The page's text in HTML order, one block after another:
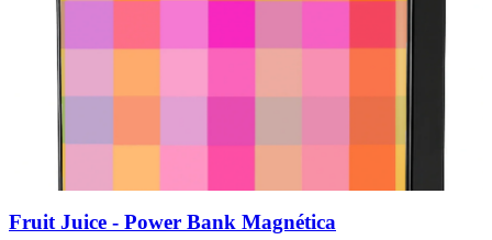
Fruit Juice - Power Bank Magnética